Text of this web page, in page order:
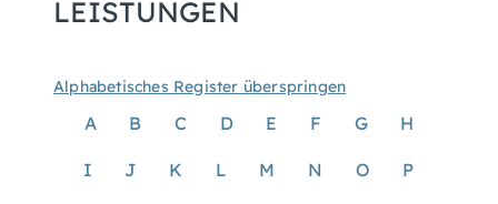
LEISTUNGEN
Alphabetisches Register überspringen
A B C D E F G H
I J K L M N O P